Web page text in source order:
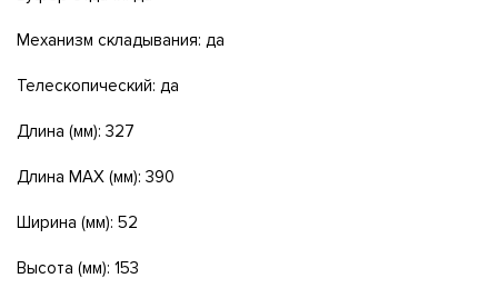
Механизм складывания: да
Телескопический: да
Длина (мм): 327
Длина MAX (мм): 390
Ширина (мм): 52
Высота (мм): 153